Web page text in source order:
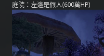
庭院：左邊是假人(600萬HP)